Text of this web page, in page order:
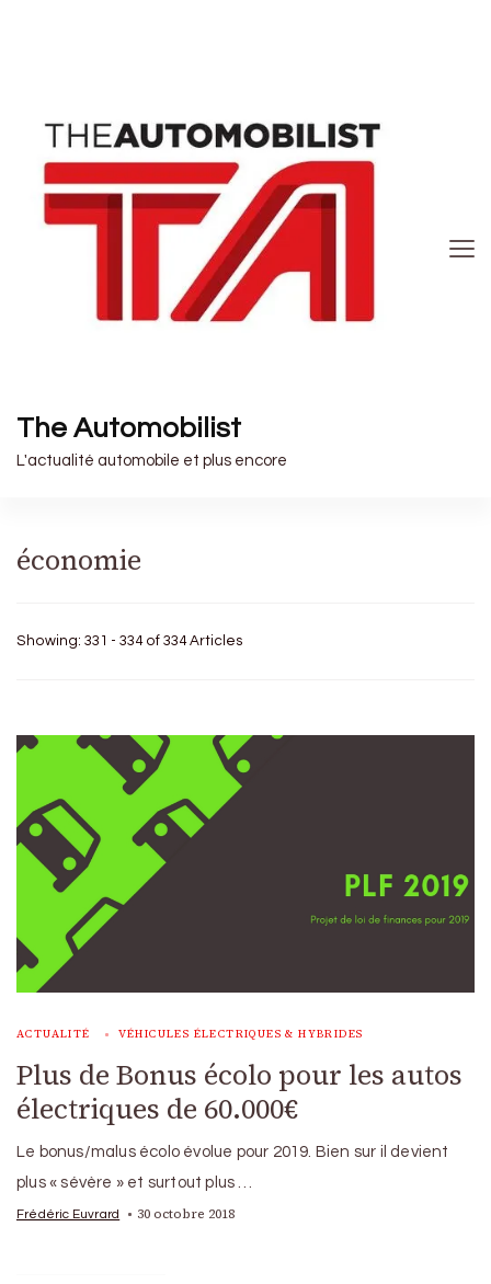
The Automobilist
L'actualité automobile et plus encore
économie
Showing: 331 - 334 of 334 Articles
ACTUALITÉ VÉHICULES ÉLECTRIQUES & HYBRIDES
Plus de Bonus écolo pour les autos
électriques de 60.000€
Le bonus/malus écolo évolue pour 2019. Bien sur il devient
plus « sévère » et surtout plus …
Frédéric Euvrard 30 octobre 2018